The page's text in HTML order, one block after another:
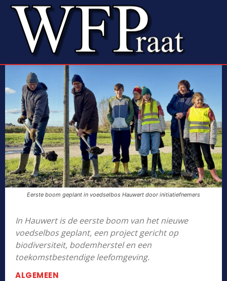
Eerste boom geplant in voedselbos Hauwert door initiatiefnemers
In Hauwert is de eerste boom van het nieuwe
voedselbos geplant, een project gericht op
biodiversiteit, bodemherstel en een
toekomstbestendige leefomgeving.
ALGEMEEN